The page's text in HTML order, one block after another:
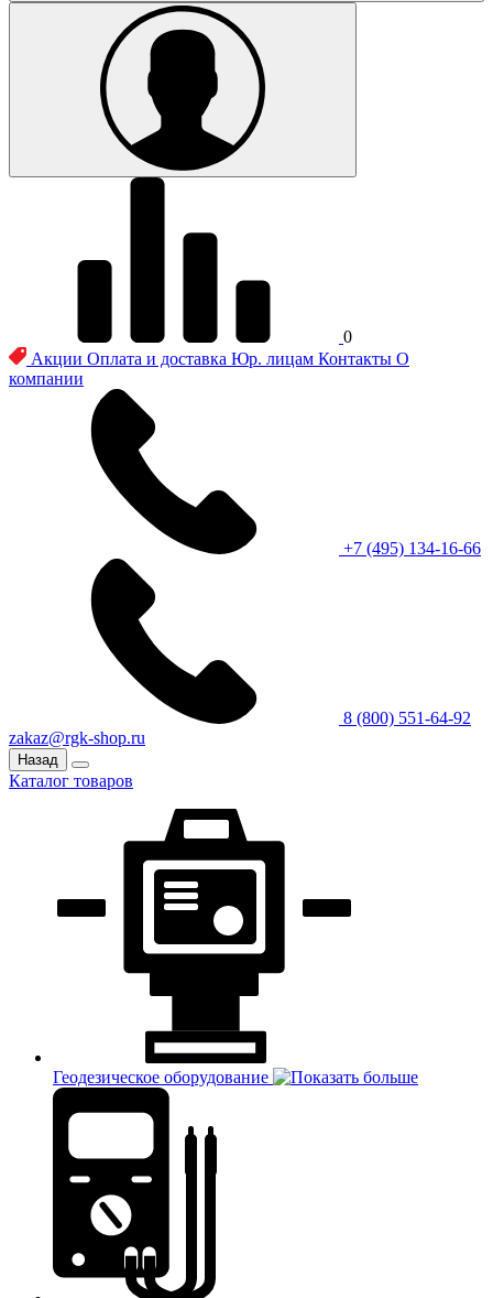
0
Акции Оплата и доставка Юр. лицам Контакты О
компании
+7 (495) 134-16-66
8 (800) 551-64-92
zakaz@rgk-shop.ru
Назад
Каталог товаров
Геодезическое оборудование